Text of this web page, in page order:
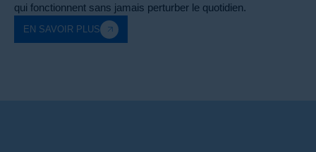
qui fonctionnent sans jamais perturber le quotidien.
EN SAVOIR PLUS